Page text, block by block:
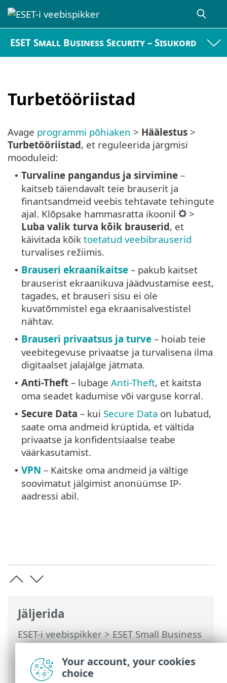
ESET Small Business Security – Sisukord
Turbetööriistad
Jäljerida
ESET-i veebispikker>ESET Small Business
Security>Töötamine programmiga ESET
Small Business Security>Häälestus>
Turbetööriistad
Avage programmi põhiaken > Häälestus >
Turbetööriistad, et reguleerida järgmisi
mooduleid:
• Turvaline pangandus ja sirvimine –
kaitseb täiendavalt teie brauserit ja
finantsandmeid veebis tehtavate tehingute
ajal. Klõpsake hammasratta ikoonil
>
Luba valik turva kõik brauserid, et
käivitada kõik toetatud veebibrauserid
turvalises režiimis.
• Brauseri ekraanikaitse – pakub kaitset
brauserist ekraanikuva jäädvustamise eest,
tagades, et brauseri sisu ei ole
kuvatõmmistel ega ekraanisalvestistel
nähtav.
• Brauseri privaatsus ja turve – hoiab teie
veebitegevuse privaatse ja turvalisena ilma
digitaalset jalajälge jätmata.
• Anti-Theft – lubage Anti-Theft, et kaitsta
oma seadet kadumise või varguse korral.
• Secure Data – kui Secure Data on lubatud,
saate oma andmeid krüptida, et vältida
privaatse ja konfidentsiaalse teabe
väärkasutamist.
• VPN – Kaitske oma andmeid ja vältige
soovimatut jälgimist anonüümse IP-
aadressi abil.
Your account, your cookies
choice